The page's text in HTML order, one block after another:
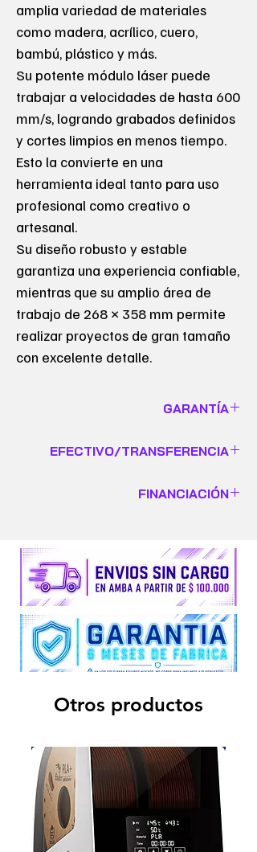
amplia variedad de materiales
como madera, acrílico, cuero,
bambú, plástico y más.
Su potente módulo láser puede
trabajar a velocidades de hasta 600
mm/s, logrando grabados definidos
y cortes limpios en menos tiempo.
Esto la convierte en una
herramienta ideal tanto para uso
profesional como creativo o
artesanal.
Su diseño robusto y estable
garantiza una experiencia confiable,
mientras que su amplio área de
trabajo de 268 × 358 mm permite
realizar proyectos de gran tamaño
con excelente detalle.
GARANTÍA
EFECTIVO/TRANSFERENCIA
$1.990.999
FINANCIACIÓN
Otros productos